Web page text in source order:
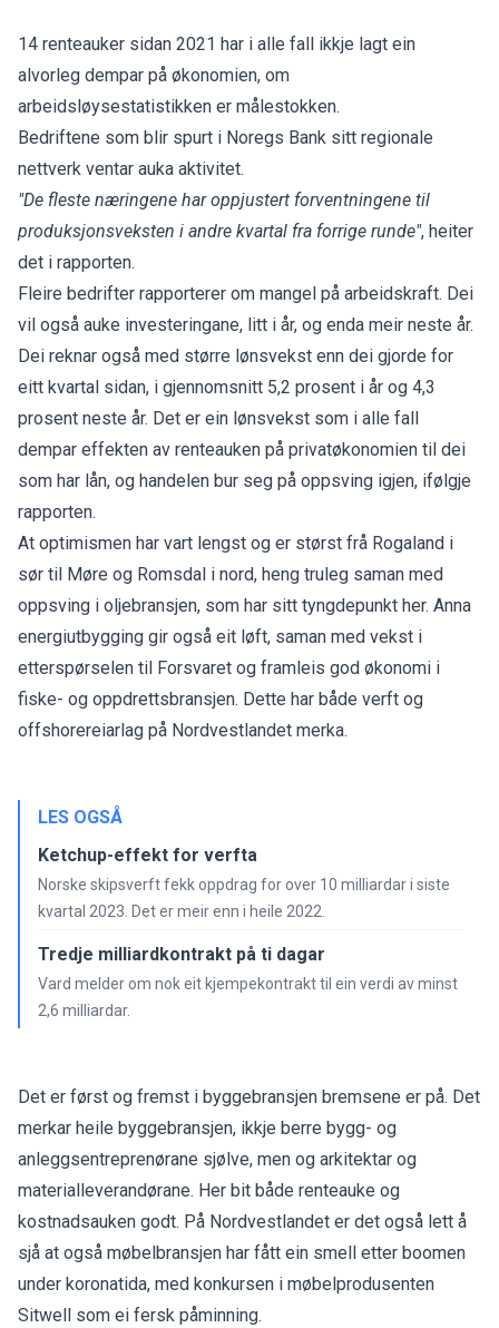
14 renteauker sidan 2021 har i alle fall ikkje lagt ein
alvorleg dempar på økonomien, om
arbeidsløysestatistikken er målestokken.
Bedriftene som blir spurt i Noregs Bank sitt regionale
nettverk ventar auka aktivitet.
"De fleste næringene har oppjustert forventningene til
produksjonsveksten i andre kvartal fra forrige runde", heiter
det i rapporten.
Fleire bedrifter rapporterer om mangel på arbeidskraft. Dei
vil også auke investeringane, litt i år, og enda meir neste år.
Dei reknar også med større lønsvekst enn dei gjorde for
eitt kvartal sidan, i gjennomsnitt 5,2 prosent i år og 4,3
prosent neste år. Det er ein lønsvekst som i alle fall
dempar effekten av renteauken på privatøkonomien til dei
som har lån, og handelen bur seg på oppsving igjen, ifølgje
rapporten.
At optimismen har vart lengst og er størst frå Rogaland i
sør til Møre og Romsdal i nord, heng truleg saman med
oppsving i oljebransjen, som har sitt tyngdepunkt her. Anna
energiutbygging gir også eit løft, saman med vekst i
etterspørselen til Forsvaret og framleis god økonomi i
fiske- og oppdrettsbransjen. Dette har både verft og
offshorereiarlag på Nordvestlandet merka.
LES OGSÅ
Ketchup-effekt for verfta
Norske skipsverft fekk oppdrag for over 10 milliardar i siste
kvartal 2023. Det er meir enn i heile 2022.
Tredje milliardkontrakt på ti dagar
Vard melder om nok eit kjempekontrakt til ein verdi av minst
2,6 milliardar.
Det er først og fremst i byggebransjen bremsene er på. Det
merkar heile byggebransjen, ikkje berre bygg- og
anleggsentreprenørane sjølve, men og arkitektar og
materialleverandørane. Her bit både renteauke og
kostnadsauken godt. På Nordvestlandet er det også lett å
sjå at også møbelbransjen har fått ein smell etter boomen
under koronatida, med konkursen i møbelprodusenten
Sitwell som ei fersk påminning.